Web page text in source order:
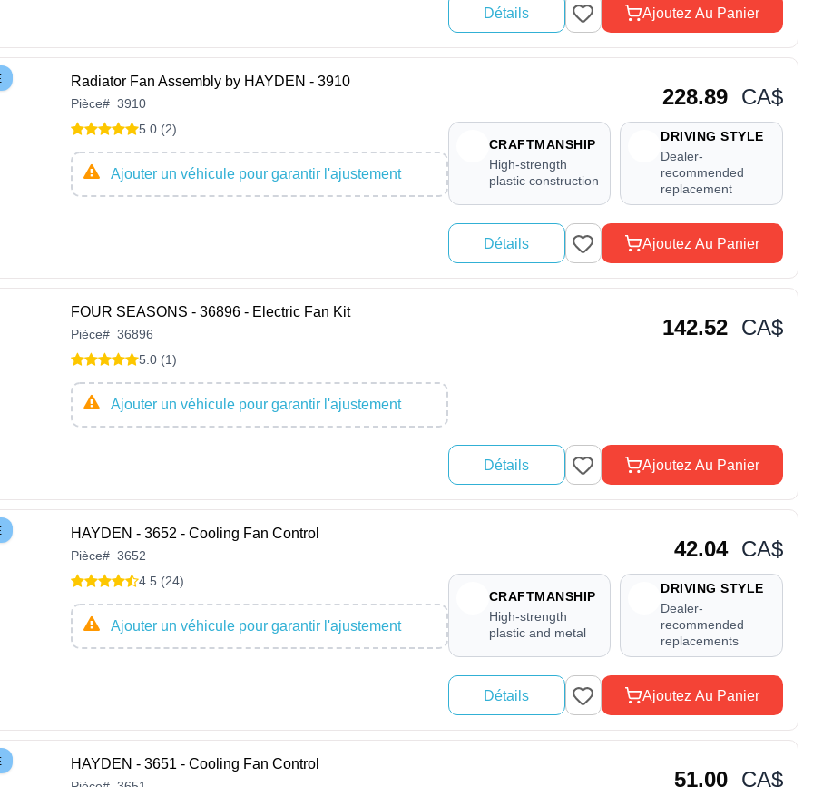
Détails Ajoutez Au Panier
Radiator Fan Assembly by HAYDEN - 3910
Pièce# 3910
5.0 (2)
Ajouter un véhicule pour garantir l'ajustement
228.89 CA$
CRAFTMANSHIP
High-strength
plastic construction
DRIVING STYLE
Dealer-
recommended
replacement
Détails Ajoutez Au Panier
FOUR SEASONS - 36896 - Electric Fan Kit
Pièce# 36896
5.0 (1)
Ajouter un véhicule pour garantir l'ajustement
142.52 CA$
Détails Ajoutez Au Panier
HAYDEN - 3652 - Cooling Fan Control
Pièce# 3652
4.5 (24)
Ajouter un véhicule pour garantir l'ajustement
42.04 CA$
CRAFTMANSHIP
High-strength
plastic and metal
DRIVING STYLE
Dealer-
recommended
replacements
Détails Ajoutez Au Panier
HAYDEN - 3651 - Cooling Fan Control
51.00 CA$